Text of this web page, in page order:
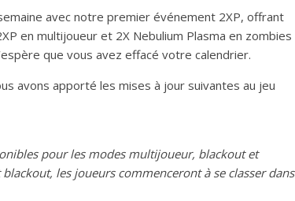
avec notre premier événement 2XP, offrant
en multijoueur et 2X Nebulium Plasma en zombies
que vous avez effacé votre calendrier.
avons apporté les mises à jour suivantes au jeu
pour les modes multijoueur, blackout et
les joueurs commenceront à se classer dans